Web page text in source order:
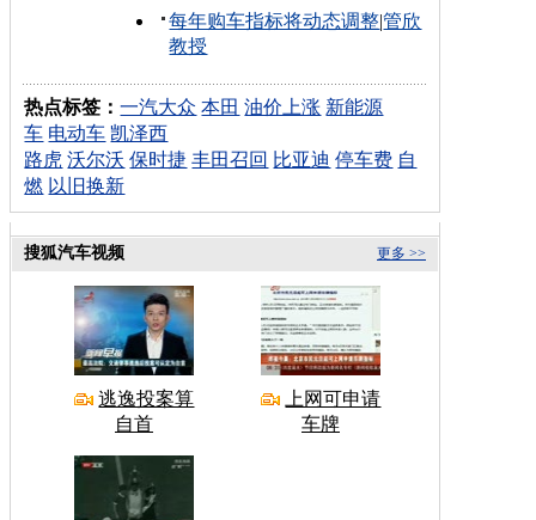
每年购车指标将动态调整|管欣
教授
热点标签：一汽大众 本田 油价上涨 新能源
车 电动车 凯泽西
路虎 沃尔沃 保时捷 丰田召回 比亚迪 停车费 自
燃 以旧换新
更多 >>
搜狐汽车视频
逃逸投案算
自首
上网可申请
车牌